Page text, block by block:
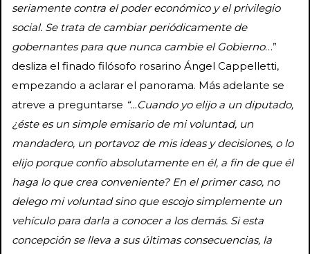
seriamente contra el poder económico y el privilegio
social. Se trata de cambiar periódicamente de
gobernantes para que nunca cambie el Gobierno…”
desliza el finado filósofo rosarino Ángel Cappelletti,
empezando a aclarar el panorama. Más adelante se
atreve a preguntarse “…Cuando yo elijo a un diputado,
¿éste es un simple emisario de mi voluntad, un
mandadero, un portavoz de mis ideas y decisiones, o lo
elijo porque confío absolutamente en él, a fin de que él
haga lo que crea conveniente? En el primer caso, no
delego mi voluntad sino que escojo simplemente un
vehículo para darla a conocer a los demás. Si esta
concepción se lleva a sus últimas consecuencias, la